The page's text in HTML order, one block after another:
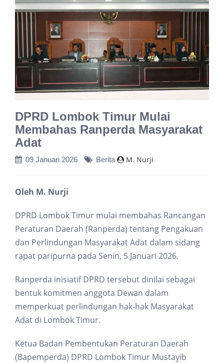
DPRD Lombok Timur Mulai
Membahas Ranperda Masyarakat
Adat
09 Januari 2026 Berita M. Nurji
Oleh M. Nurji
DPRD Lombok Timur mulai membahas Rancangan
Peraturan Daerah (Ranperda) tentang Pengakuan
dan Perlindungan Masyarakat Adat dalam sidang
rapat paripurna pada Senin, 5 Januari 2026.
Ranperda inisiatif DPRD tersebut dinilai sebagai
bentuk komitmen anggota Dewan dalam
memperkuat perlindungan hak-hak Masyarakat
Adat di Lombok Timur.
Ketua Badan Pembentukan Peraturan Daerah
(Bapemperda) DPRD Lombok Timur Mustayib